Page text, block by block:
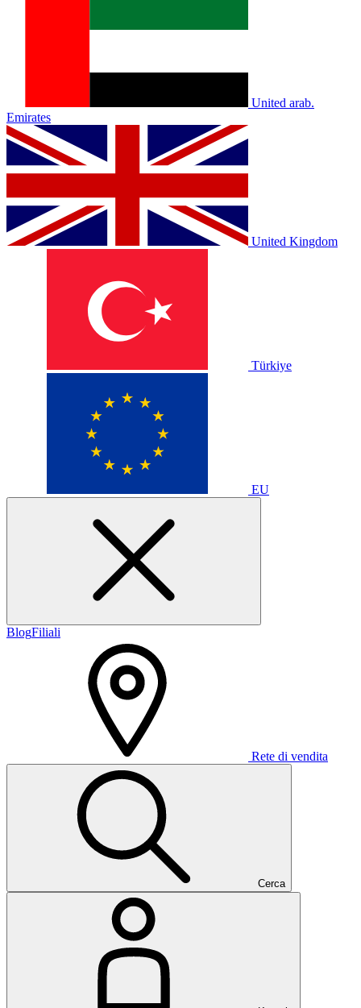
United arab.
Emirates
United Kingdom
Türkiye
EU
BlogFiliali
Rete di vendita
Cerca